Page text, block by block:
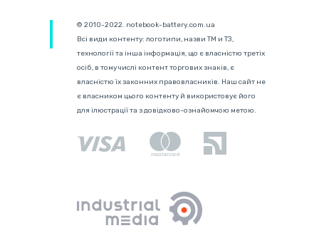
© 2010-2022. notebook-battery.com.ua
Всі види контенту: логотипи, назви ТМ и ТЗ,
технології та інша інформація, що є власністю третіх
осіб, в тому числі контент торгових знаків, є
власністю їх законних правовласників. Наш сайт не
є власником цього контенту й використовує його
для ілюстрації та з довідково-ознайомчою метою.